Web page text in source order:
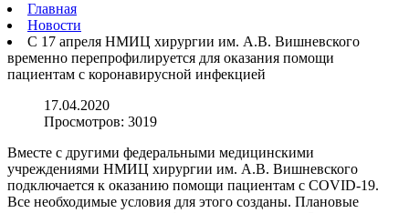
Главная
Новости
С 17 апреля НМИЦ хирургии им. А.В. Вишневского
временно перепрофилируется для оказания помощи
пациентам с коронавирусной инфекцией
17.04.2020
Просмотров: 3019
Вместе с другими федеральными медицинскими
учреждениями НМИЦ хирургии им. А.В. Вишневского
подключается к оказанию помощи пациентам с COVID-19.
Все необходимые условия для этого созданы. Плановые